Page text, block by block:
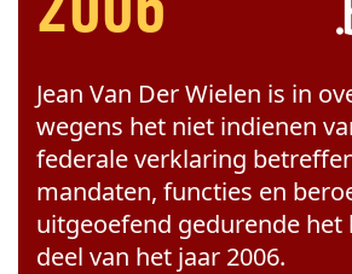
2006
Jean Van Der Wielen is in
wegens het niet indienen
federale verklaring
mandaten, functies en
uitgeoefend gedurende het
deel van het jaar 2006.